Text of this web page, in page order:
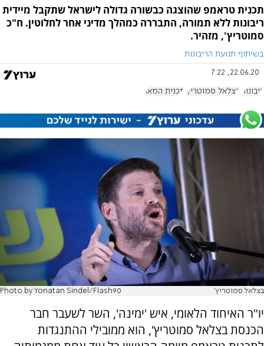
תכנית טראמפ שהוצגה כבשורה גדולה לישראל שתקבל מיידית
ריבונות ללא תמורה, התבררה כמהלך מדיני אחר לחלוטין. ח"כ
סמוטריץ', מזהיר.
בשיתוף תנועת הריבונות
22.06.20, 7:22
ריבונות בצלאל סמוטריץ' תכנית המאה
בצלאל סמוטריץ' Photo by Yonatan Sindel/Flash90
יו"ר האיחוד הלאומי, איש 'ימינה', השר לשעבר חבר
הכנסת בצלאל סמוטריץ', הוא ממובילי ההתנגדות